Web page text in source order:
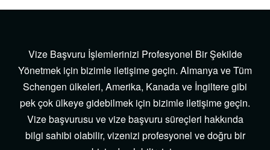
Vize Başvuru İşlemlerinizi Profesyonel Bir Şekilde
Yönetmek için bizimle iletişime geçin. Almanya ve Tüm
Schengen ülkeleri, Amerika, Kanada ve İngiltere gibi
pek çok ülkeye gidebilmek için bizimle iletişime geçin.
Vize başvurusu ve vize başvuru süreçleri hakkında
bilgi sahibi olabilir, vizenizi profesyonel ve doğru bir